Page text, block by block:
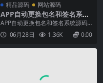
精品源码 网站源码
APP自动更换包名和签名系统
源码
APP自动更换包名和签名系统源码
系统通过对apk反编译，随机包名，
随机签名，混淆代码等方式，回编
载使用，确保每个用...
06月28日 1.36K 0.00